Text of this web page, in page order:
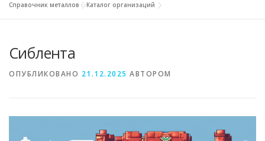
МЕТАЛЛЫ И ОКРУЖАЮЩАЯ СРЕДА
Справочник металлов »Каталог организаций
Сиблента
ОПУБЛИКОВАНО 21.12.2025 АВТОРОМ